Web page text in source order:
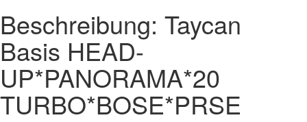
Beschreibung: Taycan
Basis HEAD-
UP*PANORAMA*20
TURBO*BOSE*PRSE